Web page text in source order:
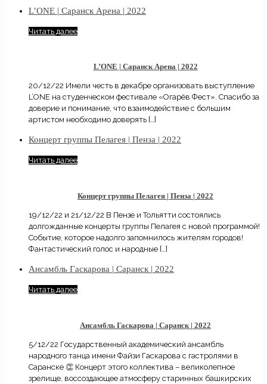
L’ONE | Cаранск Арена | 2022
Читать далее
L’ONE | Cаранск Арена | 2022
20/12/22 Имели честь в декабре организовать выступление
L’ONE на студенческом фестивале «Огарёв Фест». Спасибо за
доверие и понимание, что взаимодействие с большим
артистом необходимо доверять […]
Концерт группы Пелагея | Пенза | 2022
Читать далее
Концерт группы Пелагея | Пенза | 2022
19/12/22 и 21/12/22 В Пензе и Тольятти состоялись
долгожданные концерты группы Пелагея с новой программой!
Событие, которое надолго запомнилось жителям городов!
Фантастический голос и народные […]
Ансамбль Гаскарова | Саранск | 2022
Читать далее
Ансамбль Гаскарова | Саранск | 2022
5/12/22 Государственный академический ансамбль
народного танца имени Файзи Гаскарова с гастролями в
Саранске 👏 Концерт этого коллектива – великолепное
зрелище, воссоздающее атмосферу старинных башкирских